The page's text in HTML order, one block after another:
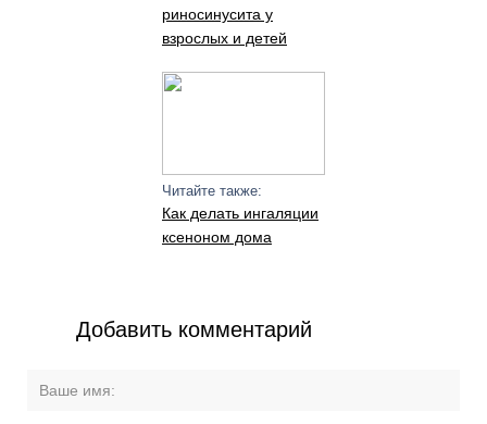
риносинусита у
взрослых и детей
Читайте также:
Как делать ингаляции
ксеноном дома
Добавить комментарий